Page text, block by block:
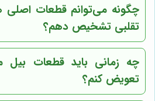
چگونه می‌توانم قطعات اصلی
تقلبی تشخیص دهم؟
چه زمانی باید قطعات بیل
تعویض کنم؟